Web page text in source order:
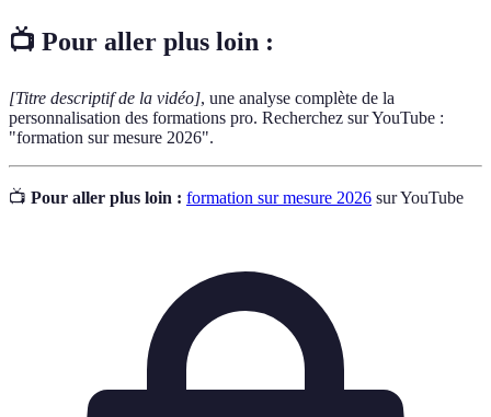
📺 Pour aller plus loin :
[Titre descriptif de la vidéo], une analyse complète de la
personnalisation des formations pro. Recherchez sur YouTube :
"formation sur mesure 2026".
📺 Pour aller plus loin : formation sur mesure 2026 sur YouTube